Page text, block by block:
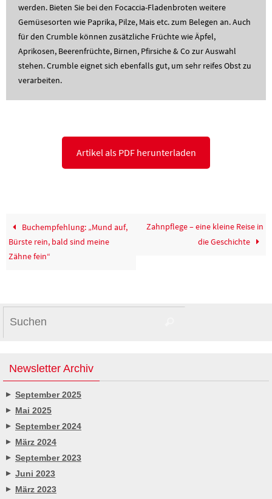
werden. Bieten Sie bei den Focaccia-Fladenbroten weitere
Gemüsesorten wie Paprika, Pilze, Mais etc. zum Belegen an. Auch
für den Crumble können zusätzliche Früchte wie Äpfel,
Aprikosen, Beerenfrüchte, Birnen, Pfirsiche & Co zur Auswahl
stehen. Crumble eignet sich ebenfalls gut, um sehr reifes Obst zu
verarbeiten.
Artikel als PDF herunterladen
Buchempfehlung: „Mund auf,
Bürste rein, bald sind meine
Zähne fein“
Zahnpflege – eine kleine Reise in
die Geschichte
Newsletter Archiv
September 2025
Mai 2025
September 2024
März 2024
September 2023
Juni 2023
März 2023